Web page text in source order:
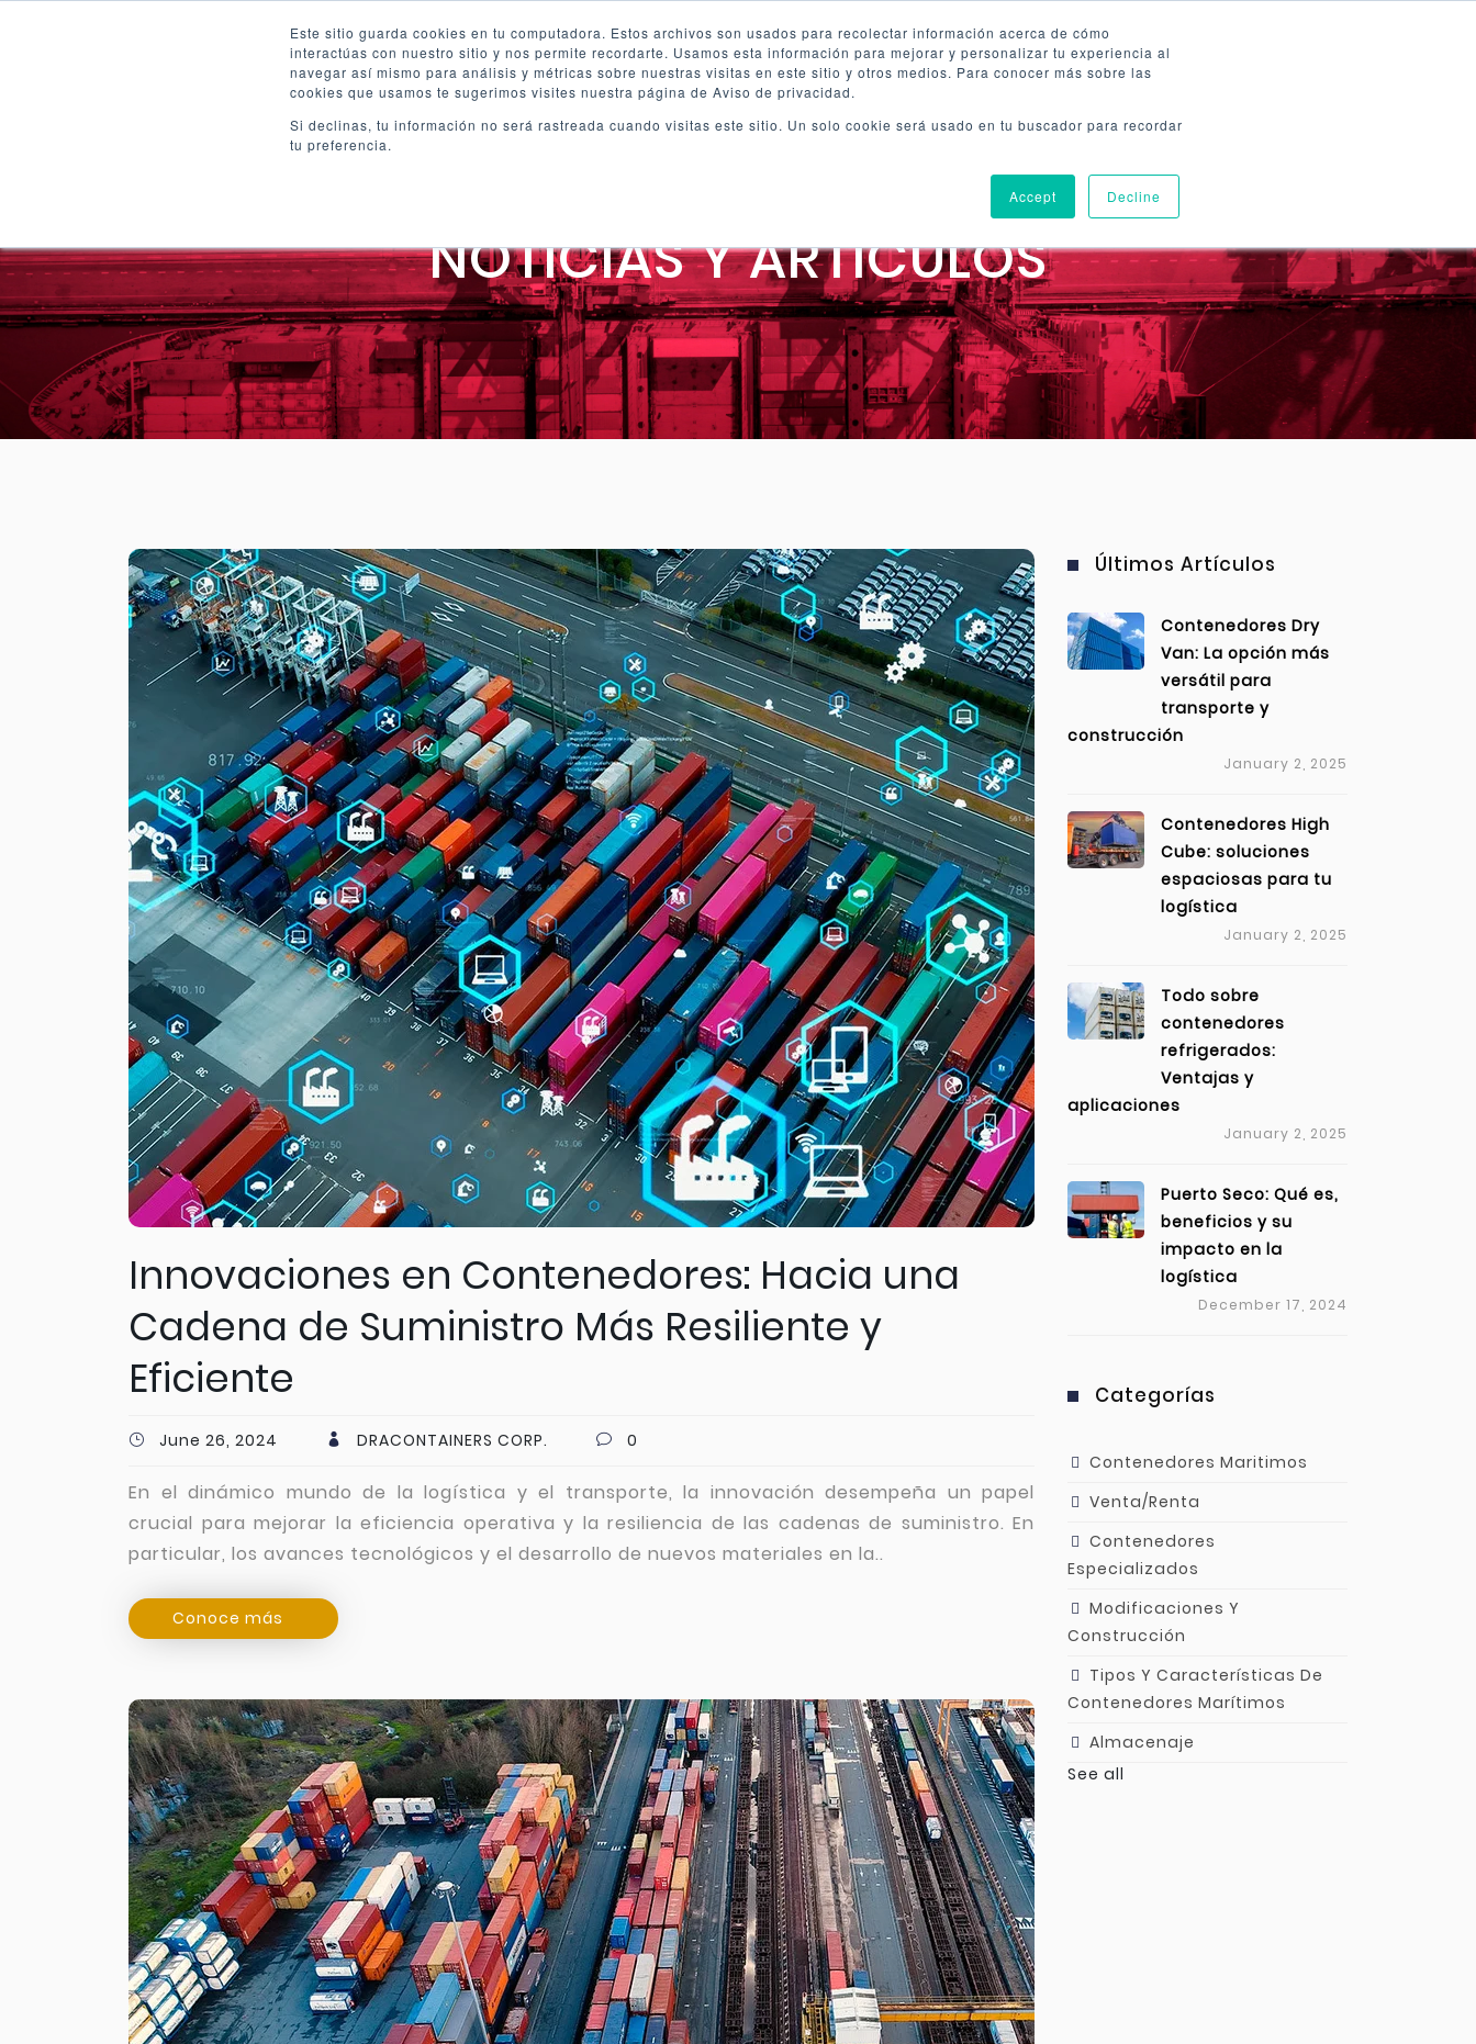
Este sitio guarda cookies en tu computadora. Estos archivos son usados para recolectar información acerca de cómo
interactúas con nuestro sitio y nos permite recordarte. Usamos esta información para mejorar y personalizar tu experiencia al
navegar así mismo para análisis y métricas sobre nuestras visitas en este sitio y otros medios. Para conocer más sobre las
cookies que usamos te sugerimos visites nuestra página de Aviso de privacidad.
Si declinas, tu información no será rastreada cuando visitas este sitio. Un solo cookie será usado en tu buscador para recordar
tu preferencia.
Accept Decline
Inicio(current)
Venta Renta Contrucciones Productos
NOTICIAS Y ARTÍCULOS
Innovaciones en Contenedores: Hacia una
Cadena de Suministro Más Resiliente y
Eficiente
June 26, 2024 DRACONTAINERS CORP. 0
En el dinámico mundo de la logística y el transporte, la innovación desempeña un papel
crucial para mejorar la eficiencia operativa y la resiliencia de las cadenas de suministro. En
particular, los avances tecnológicos y el desarrollo de nuevos materiales en la..
Conoce más
Últimos Artículos
Contenedores Dry
Van: La opción más
versátil para
transporte y
construcción
January 2, 2025
Contenedores High
Cube: soluciones
espaciosas para tu
logística
January 2, 2025
Todo sobre
contenedores
refrigerados:
Ventajas y
aplicaciones
January 2, 2025
Puerto Seco: Qué es,
beneficios y su
impacto en la
logística
December 17, 2024
Categorías
Contenedores Maritimos
Venta/Renta
Contenedores
Especializados
Modificaciones Y
Construcción
Tipos Y Características De
Contenedores Marítimos
Almacenaje
See all